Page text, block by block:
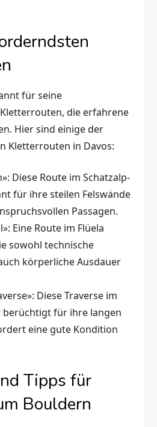
für seine
die erfahrene
Hier sind einige der
Kletterrouten in Davos:
Diese Route im Schatzalp-
für ihre steilen Felswände
Passagen.
Eine Route im Flüela
sowohl technische
körperliche Ausdauer
Diese Traverse im
berüchtigt für ihre langen
eine gute Kondition
Tipps für
Bouldern